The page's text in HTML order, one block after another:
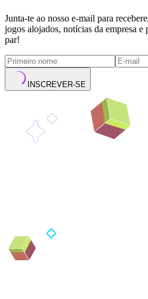
Junta-te ao nosso e-mail para
jogos alojados, notícias da empresa e
par!
INSCREVER-SE